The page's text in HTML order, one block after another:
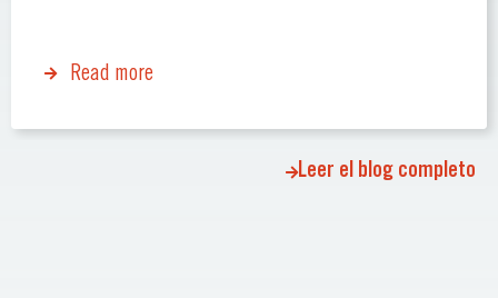
Read more
Leer el blog completo